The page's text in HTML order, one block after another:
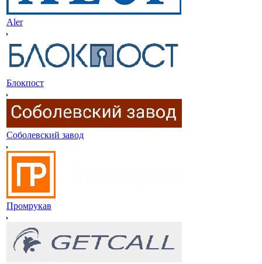
Aler
Блокпост
Соболевский завод
Промрукав